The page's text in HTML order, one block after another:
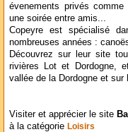
évenements privés
une soirée entre amis...
Copeyre est spécialisé
nombreuses années :
Découvrez sur leur site
rivières Lot et Dordogne,
vallée de la Dordogne et sur
Visiter et apprécier le site
à la catégorie Loisirs